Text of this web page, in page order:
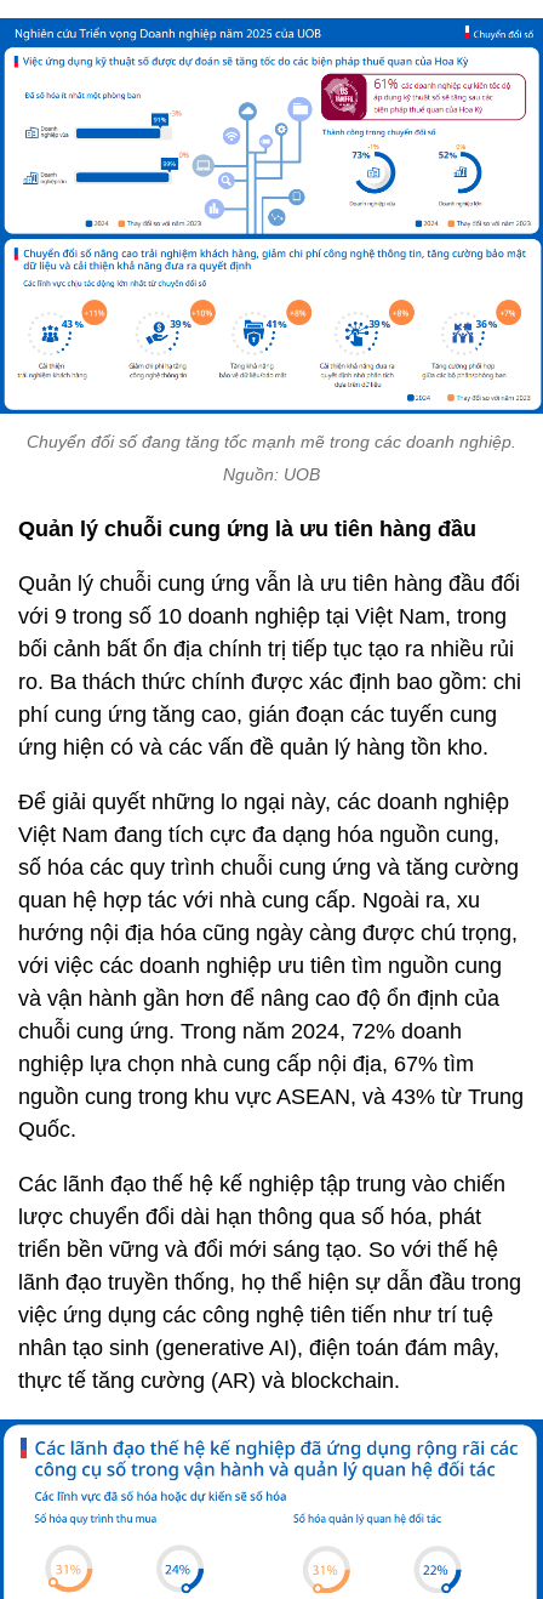
Chuyển đổi số đang tăng tốc mạnh mẽ trong các doanh nghiệp.
Nguồn: UOB
Quản lý chuỗi cung ứng là ưu tiên hàng đầu
Quản lý chuỗi cung ứng vẫn là ưu tiên hàng đầu đối
với 9 trong số 10 doanh nghiệp tại Việt Nam, trong
bối cảnh bất ổn địa chính trị tiếp tục tạo ra nhiều rủi
ro. Ba thách thức chính được xác định bao gồm: chi
phí cung ứng tăng cao, gián đoạn các tuyến cung
ứng hiện có và các vấn đề quản lý hàng tồn kho.
Để giải quyết những lo ngại này, các doanh nghiệp
Việt Nam đang tích cực đa dạng hóa nguồn cung,
số hóa các quy trình chuỗi cung ứng và tăng cường
quan hệ hợp tác với nhà cung cấp. Ngoài ra, xu
hướng nội địa hóa cũng ngày càng được chú trọng,
với việc các doanh nghiệp ưu tiên tìm nguồn cung
và vận hành gần hơn để nâng cao độ ổn định của
chuỗi cung ứng. Trong năm 2024, 72% doanh
nghiệp lựa chọn nhà cung cấp nội địa, 67% tìm
nguồn cung trong khu vực ASEAN, và 43% từ Trung
Quốc.
Các lãnh đạo thế hệ kế nghiệp tập trung vào chiến
lược chuyển đổi dài hạn thông qua số hóa, phát
triển bền vững và đổi mới sáng tạo. So với thế hệ
lãnh đạo truyền thống, họ thể hiện sự dẫn đầu trong
việc ứng dụng các công nghệ tiên tiến như trí tuệ
nhân tạo sinh (generative AI), điện toán đám mây,
thực tế tăng cường (AR) và blockchain.